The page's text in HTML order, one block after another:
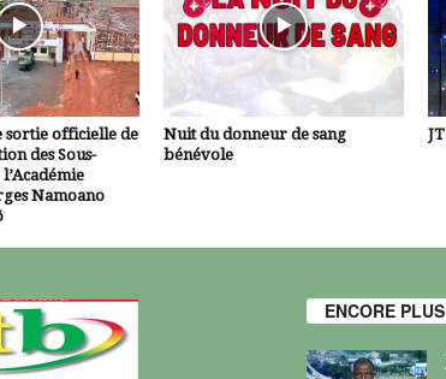
sortie officielle de
des Sous-
Namoano
Nuit du donneur de sang
bénévole
ENCORE